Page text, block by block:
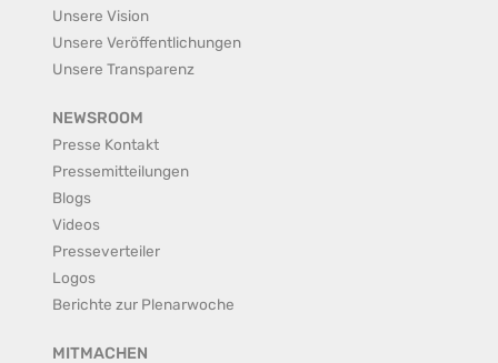
Unsere Vision
Unsere Veröffentlichungen
Unsere Transparenz
NEWSROOM
Presse Kontakt
Pressemitteilungen
Blogs
Videos
Presseverteiler
Logos
Berichte zur Plenarwoche
MITMACHEN